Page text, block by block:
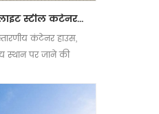
पुनर्नवीनीकरण लाइट स्टील कंटेनर हाउस
कंटेनर हाउस,
स्थान पर जाने की
है